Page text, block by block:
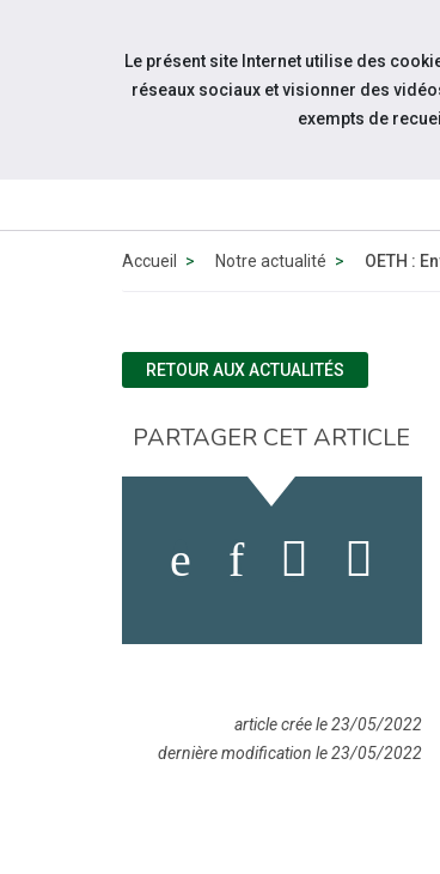
Aller au contenu
Accueil Notre actualité OETH :
RETOUR AUX ACTUALITÉS
PARTAGER CET ARTICLE
article crée le 23/05/2022
dernière modification le 23/05/2022
Le présent site Internet utilise des
réseaux sociaux et visionner des
exempts de